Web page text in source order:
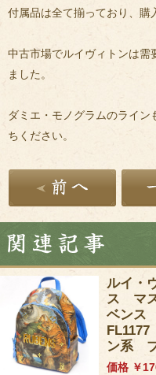
付属品は全て揃っており、購
中古市場でルイヴィトンは需
ました。
ダミエ・モノグラムのライ
ちください。
ルイ・
ス マ
ベン
ン系
価格 ￥